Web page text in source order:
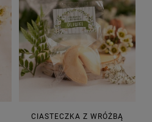
CIASTECZKA Z WRÓŻBĄ